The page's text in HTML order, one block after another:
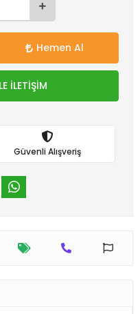
Hemen Al
İLETİŞİM
Güvenli Alışveriş